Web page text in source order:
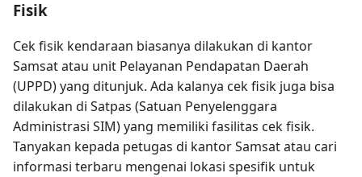
Fisik
Cek fisik kendaraan biasanya dilakukan di kantor
Samsat atau unit Pelayanan Pendapatan Daerah
(UPPD) yang ditunjuk. Ada kalanya cek fisik juga bisa
dilakukan di Satpas (Satuan Penyelenggara
Administrasi SIM) yang memiliki fasilitas cek fisik.
Tanyakan kepada petugas di kantor Samsat atau cari
informasi terbaru mengenai lokasi spesifik untuk